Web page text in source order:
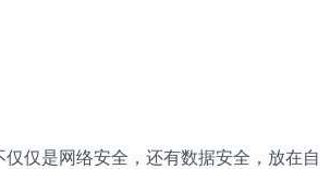
仅是网络安全，还有数据安全，放在自